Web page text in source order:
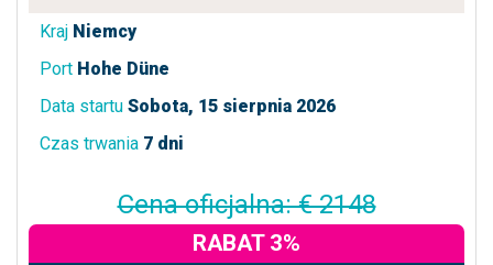
Kraj Niemcy
Port Hohe Düne
Data startu Sobota, 15 sierpnia 2026
Czas trwania 7 dni
Cena oficjalna: € 2148
RABAT 3%